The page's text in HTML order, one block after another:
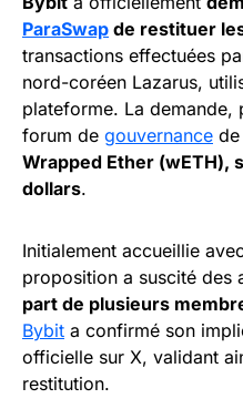
ParaSwap de restituer
transactions effectuées
nord-coréen Lazarus,
plateforme. La demande,
forum de gouvernance
Wrapped Ether (wETH),
dollars.
Initialement accueillie
proposition a suscité des
part de plusieurs
Bybit a confirmé son
officielle sur X, validant
restitution.